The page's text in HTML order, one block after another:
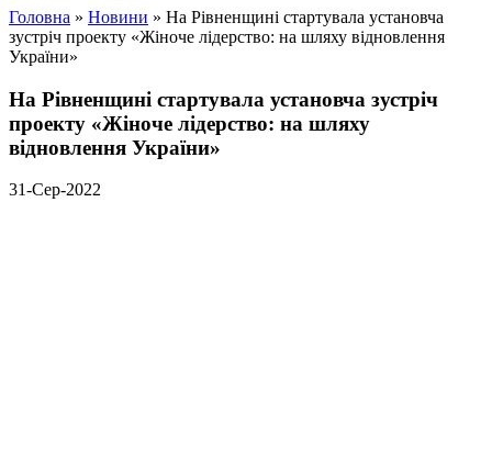
Головна » Новини » На Рівненщині стартувала установча
зустріч проекту «Жіноче лідерство: на шляху відновлення
України»
На Рівненщині стартувала установча зустріч
проекту «Жіноче лідерство: на шляху
відновлення України»
31-Сер-2022